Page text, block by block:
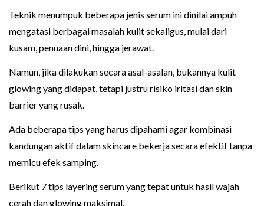
Teknik menumpuk beberapa jenis serum ini dinilai ampuh
mengatasi berbagai masalah kulit sekaligus, mulai dari
kusam, penuaan dini, hingga jerawat.
Namun, jika dilakukan secara asal-asalan, bukannya kulit
glowing yang didapat, tetapi justru risiko iritasi dan skin
barrier yang rusak.
Ada beberapa tips yang harus dipahami agar kombinasi
kandungan aktif dalam skincare bekerja secara efektif tanpa
memicu efek samping.
Berikut 7 tips layering serum yang tepat untuk hasil wajah
cerah dan glowing maksimal.